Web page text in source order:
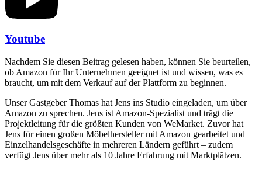
Youtube
Nachdem Sie diesen Beitrag gelesen haben, können Sie beurteilen,
ob Amazon für Ihr Unternehmen geeignet ist und wissen, was es
braucht, um mit dem Verkauf auf der Plattform zu beginnen.
Unser Gastgeber Thomas hat Jens ins Studio eingeladen, um über
Amazon zu sprechen. Jens ist Amazon-Spezialist und trägt die
Projektleitung für die größten Kunden von WeMarket. Zuvor hat
Jens für einen großen Möbelhersteller mit Amazon gearbeitet und
Einzelhandelsgeschäfte in mehreren Ländern geführt – zudem
verfügt Jens über mehr als 10 Jahre Erfahrung mit Marktplätzen.